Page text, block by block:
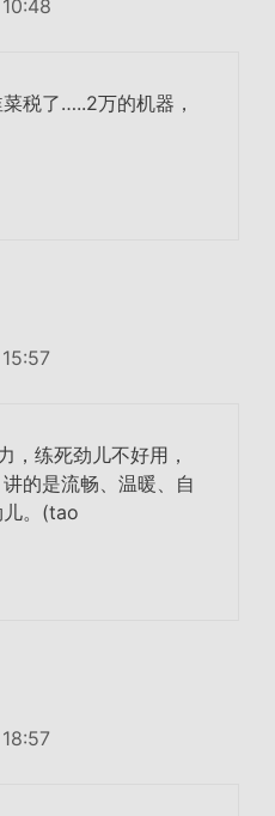
税了…..2万的机器，
， 练死劲儿不好用 ，
讲的是流畅、温暖、自
儿。(tao